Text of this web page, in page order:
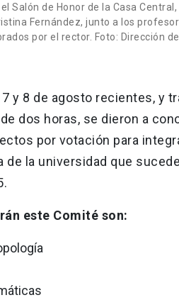
Salón de Honor de la Casa
Fernández, junto a los
por el rector. Foto: Dirección
y 8 de agosto recientes, y
dos horas, se dieron a
por votación para
la universidad que
este Comité son: